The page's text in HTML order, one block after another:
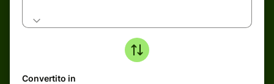
Convertito in